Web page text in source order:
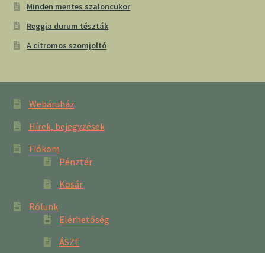
Minden mentes szaloncukor
Reggia durum tészták
A citromos szomjoltó
Webáruház
Hírek, bejegyzések
Fiókom
Pénztár
Kosár
Rólunk
Elérhetőség
ÁSZF